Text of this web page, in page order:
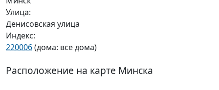
Улица:
Денисовская улица
Индекс:
220006(дома: все дома)
Расположение на карте Минска